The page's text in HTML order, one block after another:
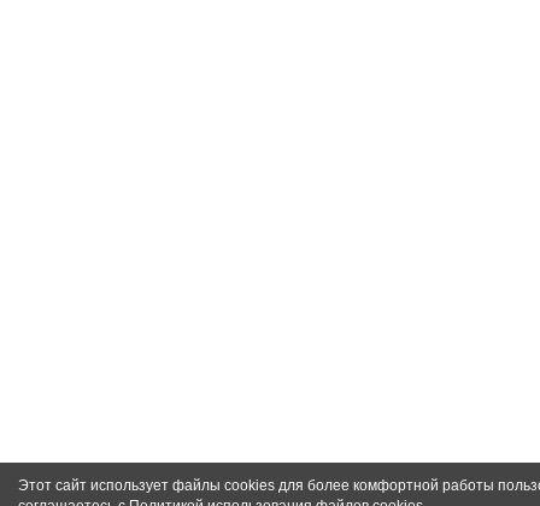
Этот сайт использует файлы cookies для более комфортной работы